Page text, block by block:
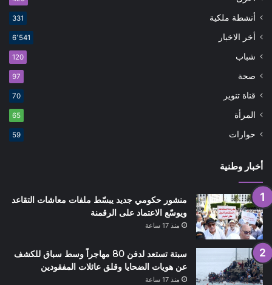
أنشطة ملكية 331
أخر الاخبار 6٬541
شباب 120
صحة 97
قناة تنوير 70
المرأة 65
حوارات 59
أخبار وطنية
منشور حكومي جديد يبسّط ملفات معاشات التقاعد
ويوسّع الاعتماد على الرقمنة
منذ 17 ساعة
سبتة تستعد لدفن 80 مهاجراً وسط سباق للكشف
عن هويات الضحايا وقلق عائلات المفقودين
منذ 17 ساعة